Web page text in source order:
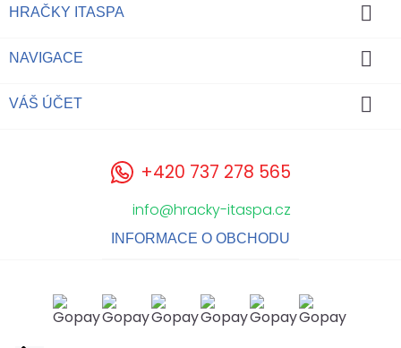
HRAČKY ITASPA 
NAVIGACE 
VÁŠ ÚČET 
+420 737 278 565
info@hracky-itaspa.cz
INFORMACE O OBCHODU